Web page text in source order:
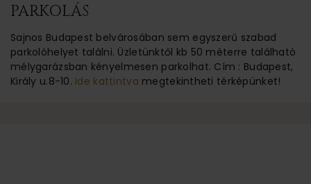
PARKOLÁS
Sajnos Budapest belvárosában sem egyszerű szabad
parkolóhelyet találni. Üzletünktől kb 50 méterre található
mélygarázsban kényelmesen parkolhat. Cím : Budapest,
Király u.8-10. Ide kattintva megtekintheti térképünket!